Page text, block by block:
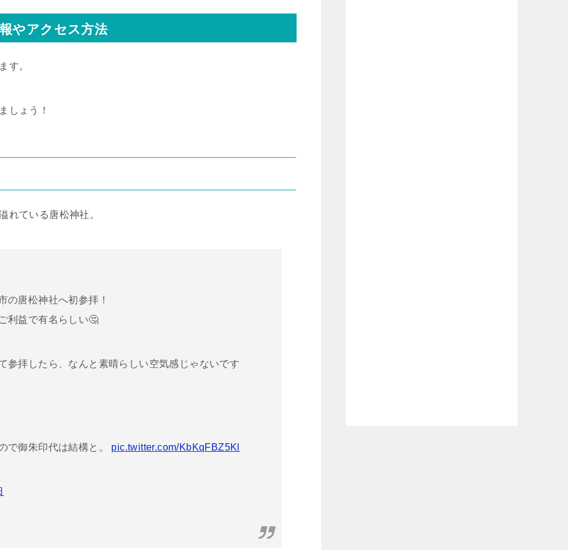
やアクセス方法
す。
しょう！
れている唐松神社。
の唐松神社へ初参拝！
利益で有名らしい🤔
参拝したら、なんと素晴らしい空気感じゃないです
で御朱印代は結構と。 pic.twitter.com/KbKqFBZ5Kl